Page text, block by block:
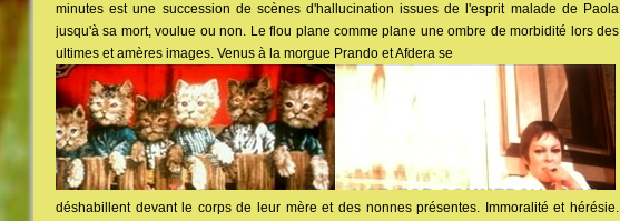
minutes est une succession de scènes d'hallucination issues de l'esprit malade de Paola
jusqu'à sa mort, voulue ou non. Le flou plane comme plane une ombre de morbidité lors des
ultimes et amères images. Venus à la morgue Prando et Afdera se
déshabillent devant le corps de leur mère et des nonnes présentes. Immoralité et hérésie.